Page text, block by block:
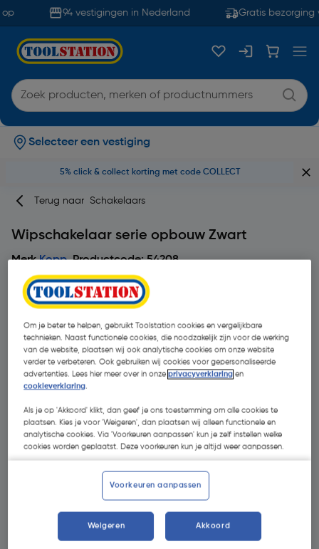
94 vestigingen in Nederland Gratis bezorging
Selecteer een vestiging
5% click & collect korting met code COLLECT
Terug naar Schakelaars
Wipschakelaar serie opbouw Zwart
MerkKopp Productcode: 54208
- 30 %
Om je beter te helpen, gebruikt Toolstation cookies en vergelijkbare
technieken. Naast functionele cookies, die noodzakelijk zijn voor de werking
van de website, plaatsen wij ook analytische cookies om onze website
verder te verbeteren. Ook gebruiken wij cookies voor gepersonaliseerde
advertenties. Lees hier meer over in onzeprivacyverklaring en
cookieverklaring.
Als je op 'Akkoord' klikt, dan geef je ons toestemming om alle cookies te
plaatsen. Kies je voor 'Weigeren', dan plaatsen wij alleen functionele en
analytische cookies. Via 'Voorkeuren aanpassen' kun je zelf instellen welke
cookies worden geplaatst. Deze voorkeuren kun je altijd weer aanpassen.
Voorkeuren aanpassen
Weigeren Akkoord